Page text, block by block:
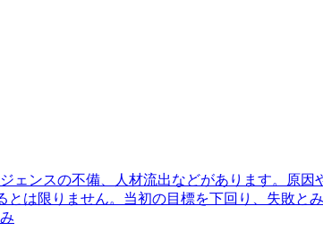
ンスの不備、人材流出などがあります。原
は限りません。当初の目標を下回り、失敗と